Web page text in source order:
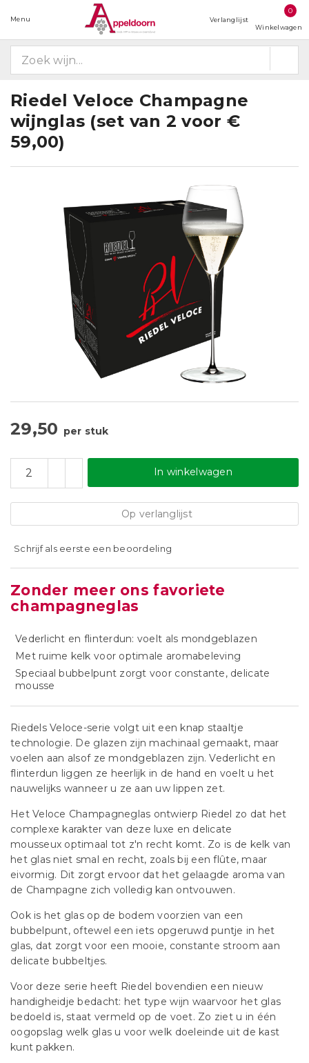
Menu Verlanglijst
0
Winkelwagen
Riedel Veloce Champagne
wijnglas (set van 2 voor €
59,00)
29,50 per stuk
In winkelwagen
Op verlanglijst
Schrijf als eerste een beoordeling
Zonder meer ons favoriete
champagneglas
Vederlicht en flinterdun: voelt als mondgeblazen
Met ruime kelk voor optimale aromabeleving
Speciaal bubbelpunt zorgt voor constante, delicate
mousse
Riedels Veloce-serie volgt uit een knap staaltje
technologie. De glazen zijn machinaal gemaakt, maar
voelen aan alsof ze mondgeblazen zijn. Vederlicht en
flinterdun liggen ze heerlijk in de hand en voelt u het
nauwelijks wanneer u ze aan uw lippen zet.
Het Veloce Champagneglas ontwierp Riedel zo dat het
complexe karakter van deze luxe en delicate
mousseux optimaal tot z'n recht komt. Zo is de kelk van
het glas niet smal en recht, zoals bij een flûte, maar
eivormig. Dit zorgt ervoor dat het gelaagde aroma van
de Champagne zich volledig kan ontvouwen.
Ook is het glas op de bodem voorzien van een
bubbelpunt, oftewel een iets opgeruwd puntje in het
glas, dat zorgt voor een mooie, constante stroom aan
delicate bubbeltjes.
Voor deze serie heeft Riedel bovendien een nieuw
handigheidje bedacht: het type wijn waarvoor het glas
bedoeld is, staat vermeld op de voet. Zo ziet u in één
oogopslag welk glas u voor welk doeleinde uit de kast
kunt pakken.